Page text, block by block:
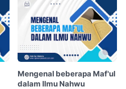
Mengenal beberapa Maf'ul
dalam Ilmu Nahwu